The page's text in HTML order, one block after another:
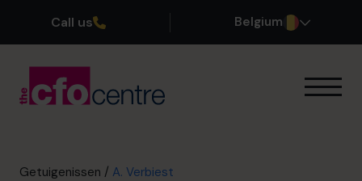
Call us Belgium
Onze CFO’s
Getuigenissen / A. Verbiest